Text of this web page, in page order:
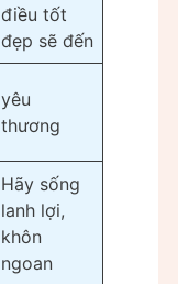
điều tốt
đẹp sẽ đến
yêu
thương
Hãy sống
lanh lợi,
khôn
ngoan